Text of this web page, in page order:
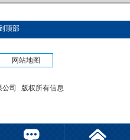
顶部
网站地图
司 版权所有信息